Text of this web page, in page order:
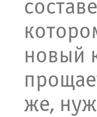
новый
же,